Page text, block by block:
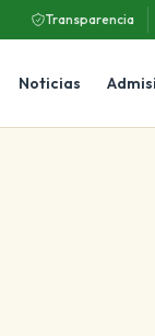
Transparencia
Noticias